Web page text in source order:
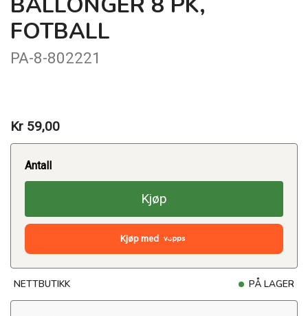
FOTBALL
PA-8-802221
Kr 59,00
Antall
Kjøp
Kjøp med
NETTBUTIKK PÅ LAGER